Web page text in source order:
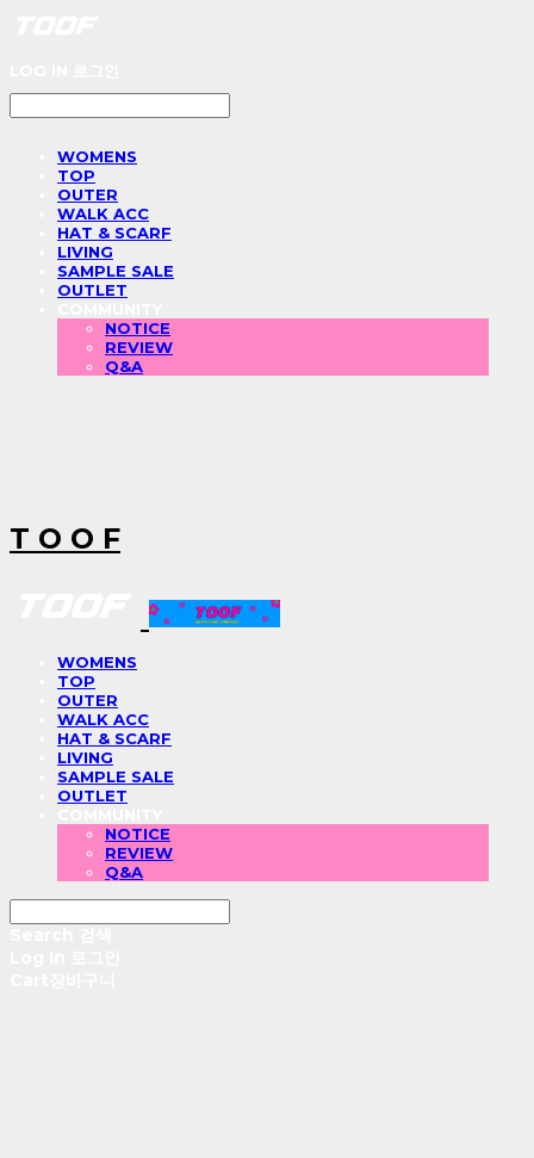
WOMENS
TOP
OUTER
WALK ACC
HAT & SCARF
LIVING
SAMPLE SALE
OUTLET
NOTICE
REVIEW
Q&A
T O O F
WOMENS
TOP
OUTER
WALK ACC
HAT & SCARF
LIVING
SAMPLE SALE
OUTLET
NOTICE
REVIEW
Q&A